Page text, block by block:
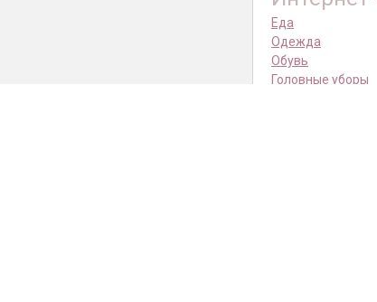
Еда
Одежда
Обувь
Головные уборы